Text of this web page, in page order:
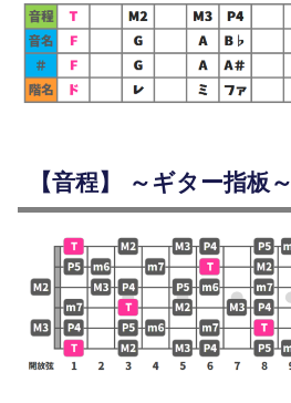
【音程】 ～ギター指板～